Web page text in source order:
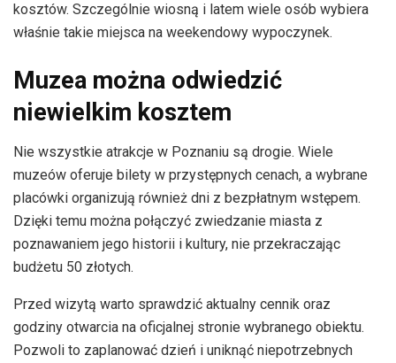
kosztów. Szczególnie wiosną i latem wiele osób wybiera
właśnie takie miejsca na weekendowy wypoczynek.
Muzea można odwiedzić
niewielkim kosztem
Nie wszystkie atrakcje w Poznaniu są drogie. Wiele
muzeów oferuje bilety w przystępnych cenach, a wybrane
placówki organizują również dni z bezpłatnym wstępem.
Dzięki temu można połączyć zwiedzanie miasta z
poznawaniem jego historii i kultury, nie przekraczając
budżetu 50 złotych.
Przed wizytą warto sprawdzić aktualny cennik oraz
godziny otwarcia na oficjalnej stronie wybranego obiektu.
Pozwoli to zaplanować dzień i uniknąć niepotrzebnych